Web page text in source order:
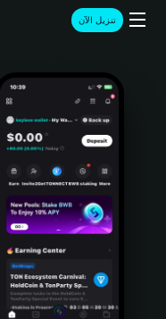
تنزيل الآن